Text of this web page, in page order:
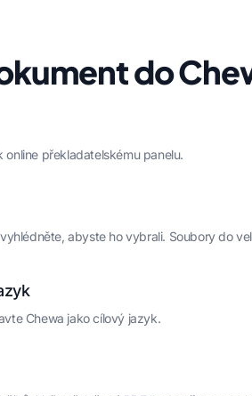
do
překladatelskému panelu.
abyste ho vybrali. Soubory do
Chewa jako cílový jazyk.